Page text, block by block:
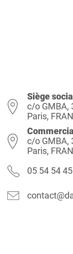
Siège
c/o GMBA,
Paris,
c/o GMBA,
Paris,
05 54 54